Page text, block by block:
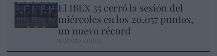
El IBEX 35 cerró la sesión del
miércoles en los 20.057 puntos,
un nuevo récord